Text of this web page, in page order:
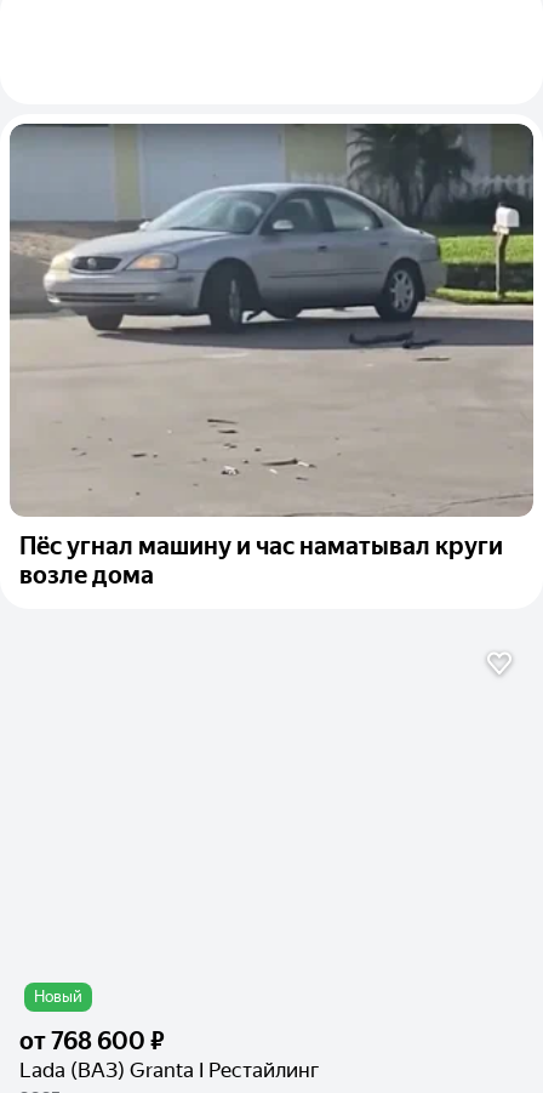
Пёс угнал машину и час наматывал круги
возле дома
Новый
от768 600 ₽
Lada (ВАЗ) Granta I Рестайлинг